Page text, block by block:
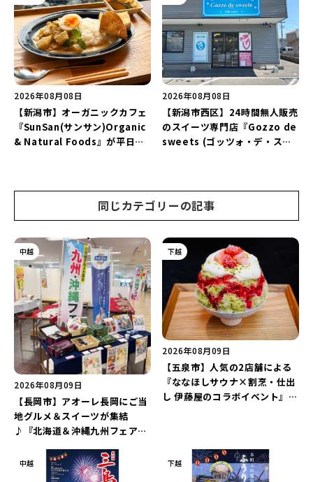
♪
2026年08月08日
【新潟市】オーガニックカフェ
『SunSan(サンサン)Organic
& Natural Foods』が平日ラ
レートランチ」を実食レポート
2026年08月08日
【新潟市西区】24時間無人販売
のスイーツ専門店『Gozzo de
sweets (ゴッツォ・デ・スイ
同じカテゴリーの記事
中越
2026年08月09日
【長岡市】アオーレ長岡にご当
地グルメ＆スイーツが集結
♪『北海道＆沖縄九州フェア
より開催！北海道限定「生食感
チェルシー」をゲットしよう♪
下越
2026年08月09日
【五泉市】人気の2店舗による
『ななほしサウナ×割烹・仕出
し 伊藤屋のコラボイベント』が
中越 下越